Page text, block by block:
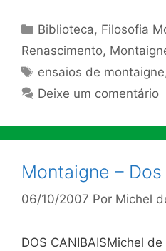
Categorias
Biblioteca, Filosofia
Renascimento,
Tags
ensaios de montaigne
Deixe um comentário
Montaigne –
06/10/2007 Por Michel
DOS CANIBAISMichel